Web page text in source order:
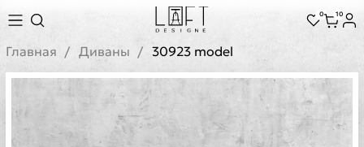
0 10
Главная Диваны 30923 model